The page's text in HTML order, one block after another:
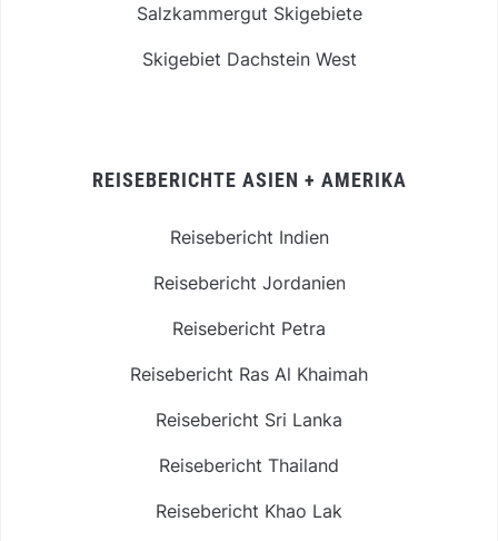
Salzkammergut Skigebiete
Skigebiet Dachstein West
REISEBERICHTE ASIEN + AMERIKA
Reisebericht Indien
Reisebericht Jordanien
Reisebericht Petra
Reisebericht Ras Al Khaimah
Reisebericht Sri Lanka
Reisebericht Thailand
Reisebericht Khao Lak